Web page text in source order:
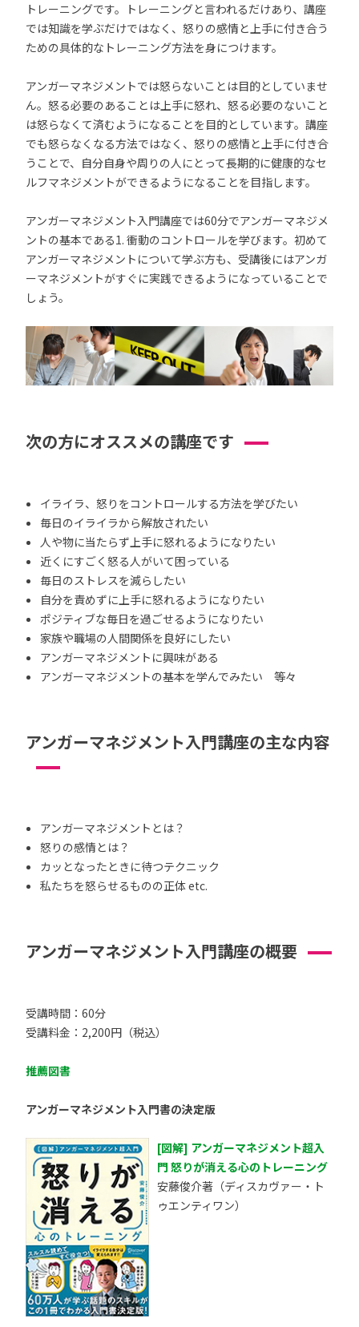
トレーニングです。トレーニングと言われるだけあり、講座
では知識を学ぶだけではなく、怒りの感情と上手に付き合う
ための具体的なトレーニング方法を身につけます。
アンガーマネジメントでは怒らないことは目的としていませ
ん。怒る必要のあることは上手に怒れ、怒る必要のないこと
は怒らなくて済むようになることを目的としています。講座
でも怒らなくなる方法ではなく、怒りの感情と上手に付き合
うことで、自分自身や周りの人にとって長期的に健康的なセ
ルフマネジメントができるようになることを目指します。
アンガーマネジメント入門講座では60分でアンガーマネジメ
ントの基本である1. 衝動のコントロールを学びます。初めて
アンガーマネジメントについて学ぶ方も、受講後にはアンガ
ーマネジメントがすぐに実践できるようになっていることで
しょう。
次の方にオススメの講座です
イライラ、怒りをコントロールする方法を学びたい
毎日のイライラから解放されたい
人や物に当たらず上手に怒れるようになりたい
近くにすごく怒る人がいて困っている
毎日のストレスを減らしたい
自分を責めずに上手に怒れるようになりたい
ポジティブな毎日を過ごせるようになりたい
家族や職場の人間関係を良好にしたい
アンガーマネジメントに興味がある
アンガーマネジメントの基本を学んでみたい 等々
アンガーマネジメント入門講座の主な内容
アンガーマネジメントとは？
怒りの感情とは？
カッとなったときに待つテクニック
私たちを怒らせるものの正体 etc.
アンガーマネジメント入門講座の概要
受講時間：60分
受講料金：2,200円（税込）
推薦図書
アンガーマネジメント入門書の決定版
[図解] アンガーマネジメント超入
門 怒りが消える心のトレーニング
安藤俊介著（ディスカヴァー・ト
ゥエンティワン）